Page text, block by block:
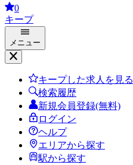
0
キープ
メニュー
キープした求人を見る
検索履歴
新規会員登録(無料)
ログイン
ヘルプ
エリアから探す
駅から探す